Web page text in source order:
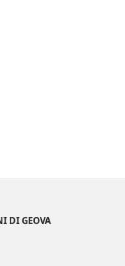
DI GEOVA